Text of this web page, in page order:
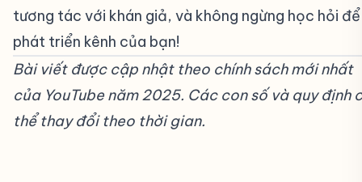
tương tác với khán giả, và không ngừng học hỏi để
phát triển kênh của bạn!
Bài viết được cập nhật theo chính sách mới nhất
của YouTube năm 2025. Các con số và quy định
thể thay đổi theo thời gian.